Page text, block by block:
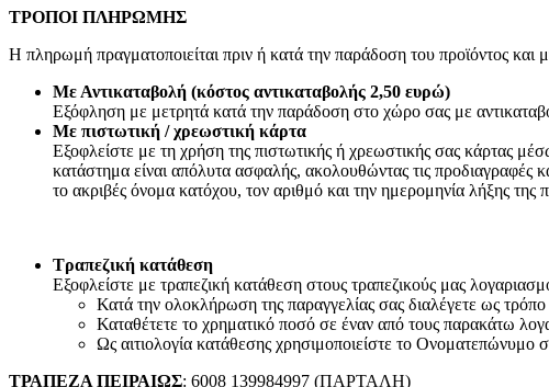
Κεραίες Εσωτερικές
Δορυφορικοί Δέκτες
Πεδιόμετρα
Ενισχυτές Modulator
Διακλαδωτές – Splitter
Πρίζες-Adaptors ΦΙΣ TV (RF-F) Διάφορα
Καλώδια Κεραίας
Εικόνα – Ήχος
TV Box
Ψηφιακές Βιντεοκάμερες
Παιδικές Κάμερες
Αναμεταδότες
DVD
Τηλεχειριστήρια TV
Συσκευές Ήχου
ΤΡΟΠΟΙ ΠΛΗΡΩΜΗΣ
Η πληρωμή πραγματοποιείται πριν ή κατά την παράδοση του προϊόντος
Με Αντικαταβολή (κόστος αντικαταβολής 2,50 ευρώ)
Εξόφληση με μετρητά κατά την παράδοση στο χώρο σας με
Με πιστωτική / χρεωστική κάρτα
Εξοφλείστε με τη χρήση της πιστωτικής ή χρεωστικής σας κάρτας
κατάστημα είναι απόλυτα ασφαλής, ακολουθώντας τις
το ακριβές όνομα κατόχου, τον αριθμό και την ημερομηνία λήξης
Τραπεζική κατάθεση
Εξοφλείστε με τραπεζική κατάθεση στους τραπεζικούς μας
Κατά την ολοκλήρωση της παραγγελίας σας διαλέγετε ως
Καταθέτετε το χρηματικό ποσό σε έναν από τους παρακάτω
Ως αιτιολογία κατάθεσης χρησιμοποιείστε το Ονοματεπώνυμο
ΤΡΑΠΕΖΑ ΠΕΙΡΑΙΩΣ: 6008 139984997 (ΠΑΡΤΑΛΗ)